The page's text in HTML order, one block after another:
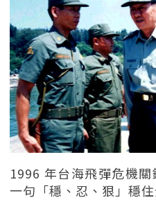
1996 年台海飛彈危機
一句「穩、忍、狠」穩